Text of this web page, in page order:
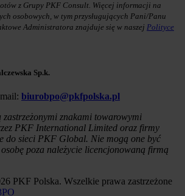
z Grupy PKF Consult. Więcej informacji na
osobowych, w tym przysługujących Pani/Panu
Administratora znajduje się w naszej Polityce
Sp.k.
biurobpo@pkfpolska.pl
znakami towarowymi
PKF International Limited oraz firmy
do sieci PKF Global. Nie mogą one być
poza należycie licencjonowaną firmą
PKF Polska. Wszelkie prawa zastrzeżone